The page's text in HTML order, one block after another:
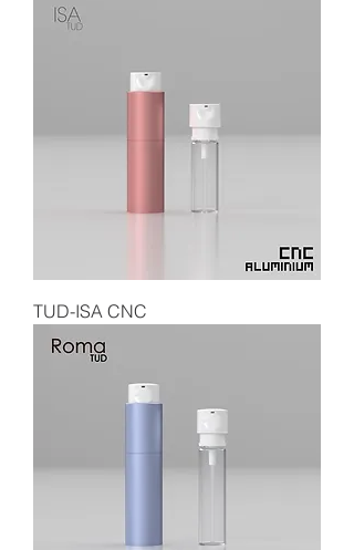
TUD-ISA CNC